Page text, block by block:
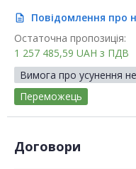
description
Повідомлення про
Остаточна пропозиція:
1 257 485,59 UAH з ПДВ
Вимога про усунення
Переможець
Договори